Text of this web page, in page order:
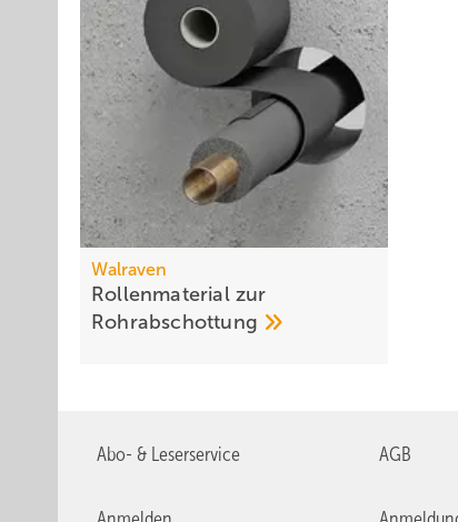
Walraven
Rollenmaterial zur
Rohrabschottung
Abo- & Leserservice AGB